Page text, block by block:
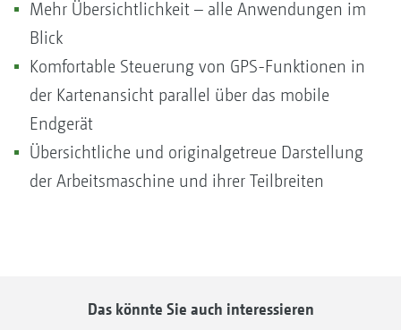
Mehr Übersichtlichkeit – alle Anwendungen im
Blick
Komfortable Steuerung von GPS-Funktionen in
der Kartenansicht parallel über das mobile
Endgerät
Übersichtliche und originalgetreue Darstellung
der Arbeitsmaschine und ihrer Teilbreiten
Das könnte Sie auch interessieren